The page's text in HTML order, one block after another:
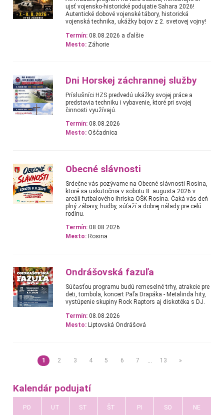
ujsť vojensko-historické podujatie Sahara 2026!
Autentické dobové vojenské tábory, historická
vojenská technika, ukážky bojov z 2. svetovej vojny!
Termín: 08.08.2026 a ďalšie
Mesto: Záhorie
Dni Horskej záchrannej služby
Príslušníci HZS predvedú ukážky svojej práce a
predstavia techniku i vybavenie, ktoré pri svojej
činnosti využívajú.
Termín: 08.08.2026
Mesto: Oščadnica
Obecné slávnosti
Srdečne vás pozývame na Obecné slávnosti Rosina,
ktoré sa uskutočnia v sobotu 8. augusta 2026 v
areáli futbalového ihriska OŠK Rosina. Čaká vás deň
plný zábavy, hudby, súťaží a dobrej nálady pre celú
rodinu.
Termín: 08.08.2026
Mesto: Rosina
Ondrášovská fazuľa
Súčasťou programu budú remeselné trhy, atrakcie pre
deti, tombola, koncert Paľa Drapáka - Metalinda hity,
vystúpenie skupiny Rock Raptors aj diskotéka s DJ.
Termín: 08.08.2026
Mesto: Liptovská Ondrášová
1 2 3 4 5 6 7 … 13 »
Kalendár podujatí
PO UT ST ŠT PI SO NE